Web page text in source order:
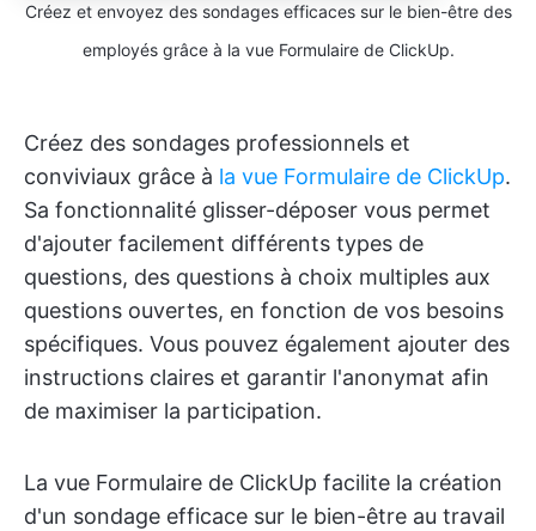
Créez et envoyez des sondages efficaces sur le bien-être des
employés grâce à la vue Formulaire de ClickUp.
Créez des sondages professionnels et
conviviaux grâce à la vue Formulaire de ClickUp.
Sa fonctionnalité glisser-déposer vous permet
d'ajouter facilement différents types de
questions, des questions à choix multiples aux
questions ouvertes, en fonction de vos besoins
spécifiques. Vous pouvez également ajouter des
instructions claires et garantir l'anonymat afin
de maximiser la participation.
La vue Formulaire de ClickUp facilite la création
d'un sondage efficace sur le bien-être au travail